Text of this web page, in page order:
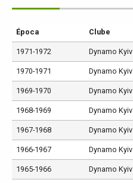
Época Clube
1971-1972 Dynamo Kyiv
1970-1971 Dynamo Kyiv
1969-1970 Dynamo Kyiv
1968-1969 Dynamo Kyiv
1967-1968 Dynamo Kyiv
1966-1967 Dynamo Kyiv
1965-1966 Dynamo Kyiv